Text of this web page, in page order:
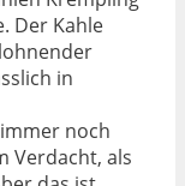
Der Kahle
in
noch
Verdacht, als